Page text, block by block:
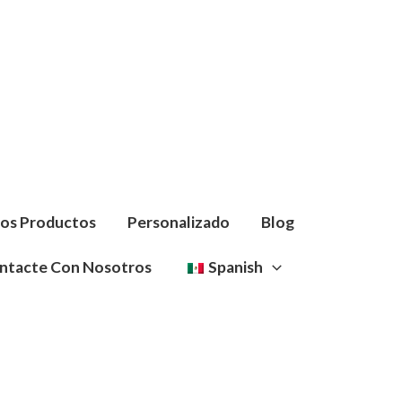
Productos Personalizado Blog
Con Nosotros Spanish